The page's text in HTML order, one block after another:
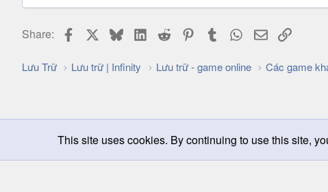
Share: FacebookBlueskyLinkedIn
Reddit Pinterest
Tumblr WhatsApp
EmailLink
Lưu Trữ Lưu trữ | Infinity Lưu trữ - game online Các game
Chọn giao diện Change width
This site uses cookies. By continuing to use this site,